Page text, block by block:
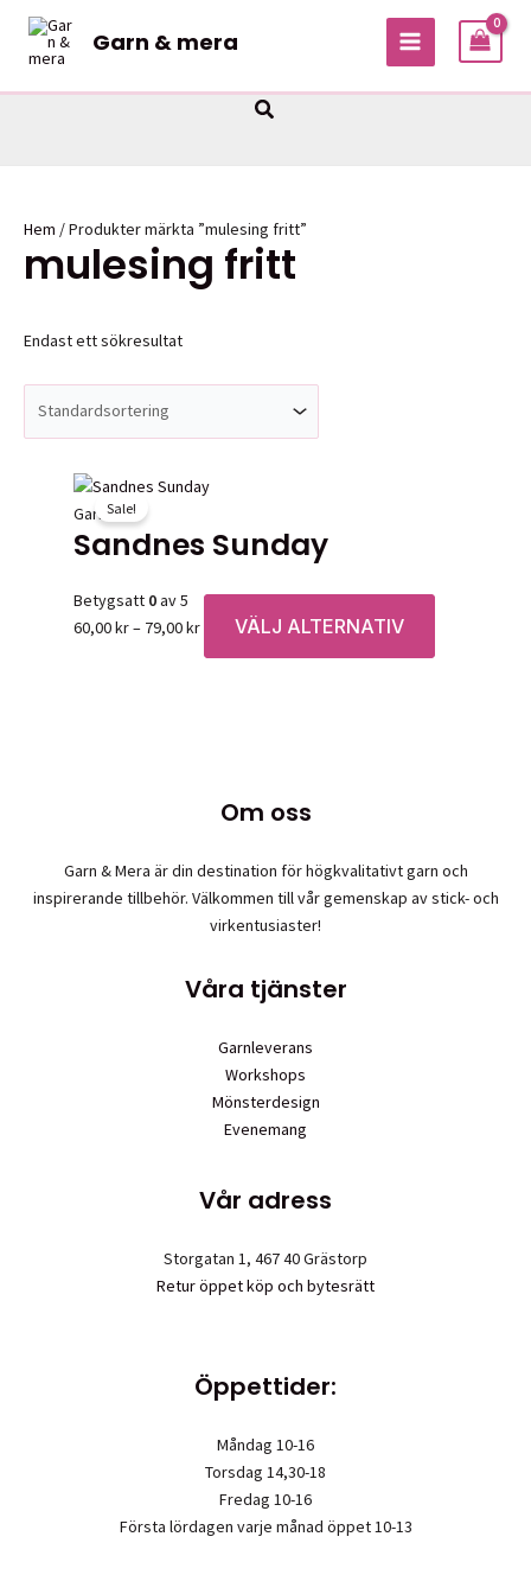
Hoppa
innehåll
Garn & mera
MAIN
Sök
Hem / Produkter märkta ”mulesing fritt”
mulesing fritt
Endast ett sökresultat
Sale!
Garner
Sandnes Sunday
Betygsatt 0av 5
60,00kr– 79,00krPrisintervall:
60,00 kr
VÄLJ ALTERNATIV
här
kan
väljas
Om oss
Garn & Mera är din destination för högkvalitativt garn och
inspirerande tillbehör. Välkommen till vår gemenskap av stick- och
virkentusiaster!
Våra tjänster
Garnleverans
Workshops
Mönsterdesign
Evenemang
Vår adress
Storgatan 1, 467 40 Grästorp
Retur öppet köp och bytesrätt
Öppettider:
Måndag 10-16
Torsdag 14,30-18
Fredag 10-16
Första lördagen varje månad öppet 10-13